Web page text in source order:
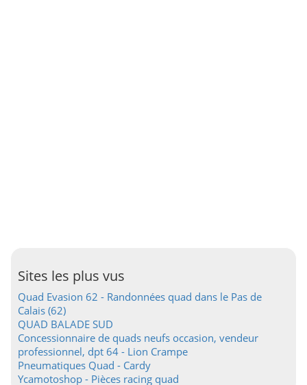
Sites les plus vus
Quad Evasion 62 - Randonnées quad dans le Pas de
Calais (62)
QUAD BALADE SUD
Concessionnaire de quads neufs occasion, vendeur
professionnel, dpt 64 - Lion Crampe
Pneumatiques Quad - Cardy
Ycamotoshop - Pièces racing quad